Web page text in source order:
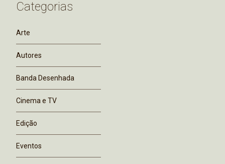
Categorias
Arte
Autores
Banda Desenhada
Cinema e TV
Edição
Eventos